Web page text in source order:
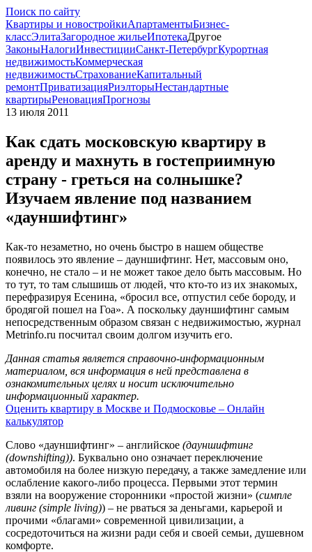
Поиск по сайту
Квартиры и новостройкиАпартаментыБизнес-
классЭлитаЗагородное жильеИпотекаДругое
ЗаконыНалогиИнвестицииСанкт-ПетербургКурортная
недвижимостьКоммерческая
недвижимостьСтрахованиеКапитальный
ремонтПриватизацияРиэлторыНестандартные
квартирыРеновацияПрогнозы
13 июля 2011
Как сдать московскую квартиру в
аренду и махнуть в гостеприимную
страну - греться на солнышке?
Изучаем явление под названием
«дауншифтинг»
Как-то незаметно, но очень быстро в нашем обществе
появилось это явление – дауншифтинг. Нет, массовым оно,
конечно, не стало – и не может такое дело быть массовым. Но
то тут, то там слышишь от людей, что кто-то из их знакомых,
перефразируя Есенина, «бросил все, отпустил себе бороду, и
бродягой пошел на Гоа». А поскольку дауншифтинг самым
непосредственным образом связан с недвижимостью, журнал
Metrinfo.ru посчитал своим долгом изучить его.
Данная статья является справочно-информационным
материалом, вся информация в ней представлена в
ознакомительных целях и носит исключительно
информационный характер.
Оценить квартиру в Москве и Подмосковье – Онлайн
калькулятор
Слово «дауншифтинг» – английское (дауншифтинг
(downshifting)). Буквально оно означает переключение
автомобиля на более низкую передачу, а также замедление или
ослабление какого-либо процесса. Первыми этот термин
взяли на вооружение сторонники «простой жизни» (симпле
ливинг (simple living)) – не рваться за деньгами, карьерой и
прочими «благами» современной цивилизации, а
сосредоточиться на жизни ради себя и своей семьи, душевном
комфорте.